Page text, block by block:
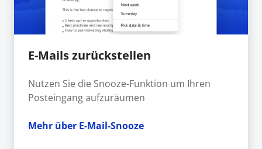
E-Mails zurückstellen
Nutzen Sie die Snooze-Funktion um Ihren
Posteingang aufzuräumen
Mehr über E-Mail-Snooze